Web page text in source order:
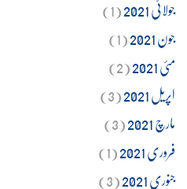
جولائی 2021
(1)
جون 2021
(1)
مئی 2021
(2)
اپریل 2021
(3)
مارچ 2021
(3)
فروری 2021
(1)
جنوری 2021
(3)